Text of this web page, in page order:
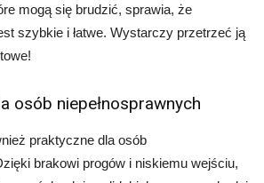
mogą się brudzić, sprawia, że
szybkie i łatwe. Wystarczy przetrzeć ją
osób niepełnosprawnych
praktyczne dla osób
brakowi progów i niskiemu wejściu,